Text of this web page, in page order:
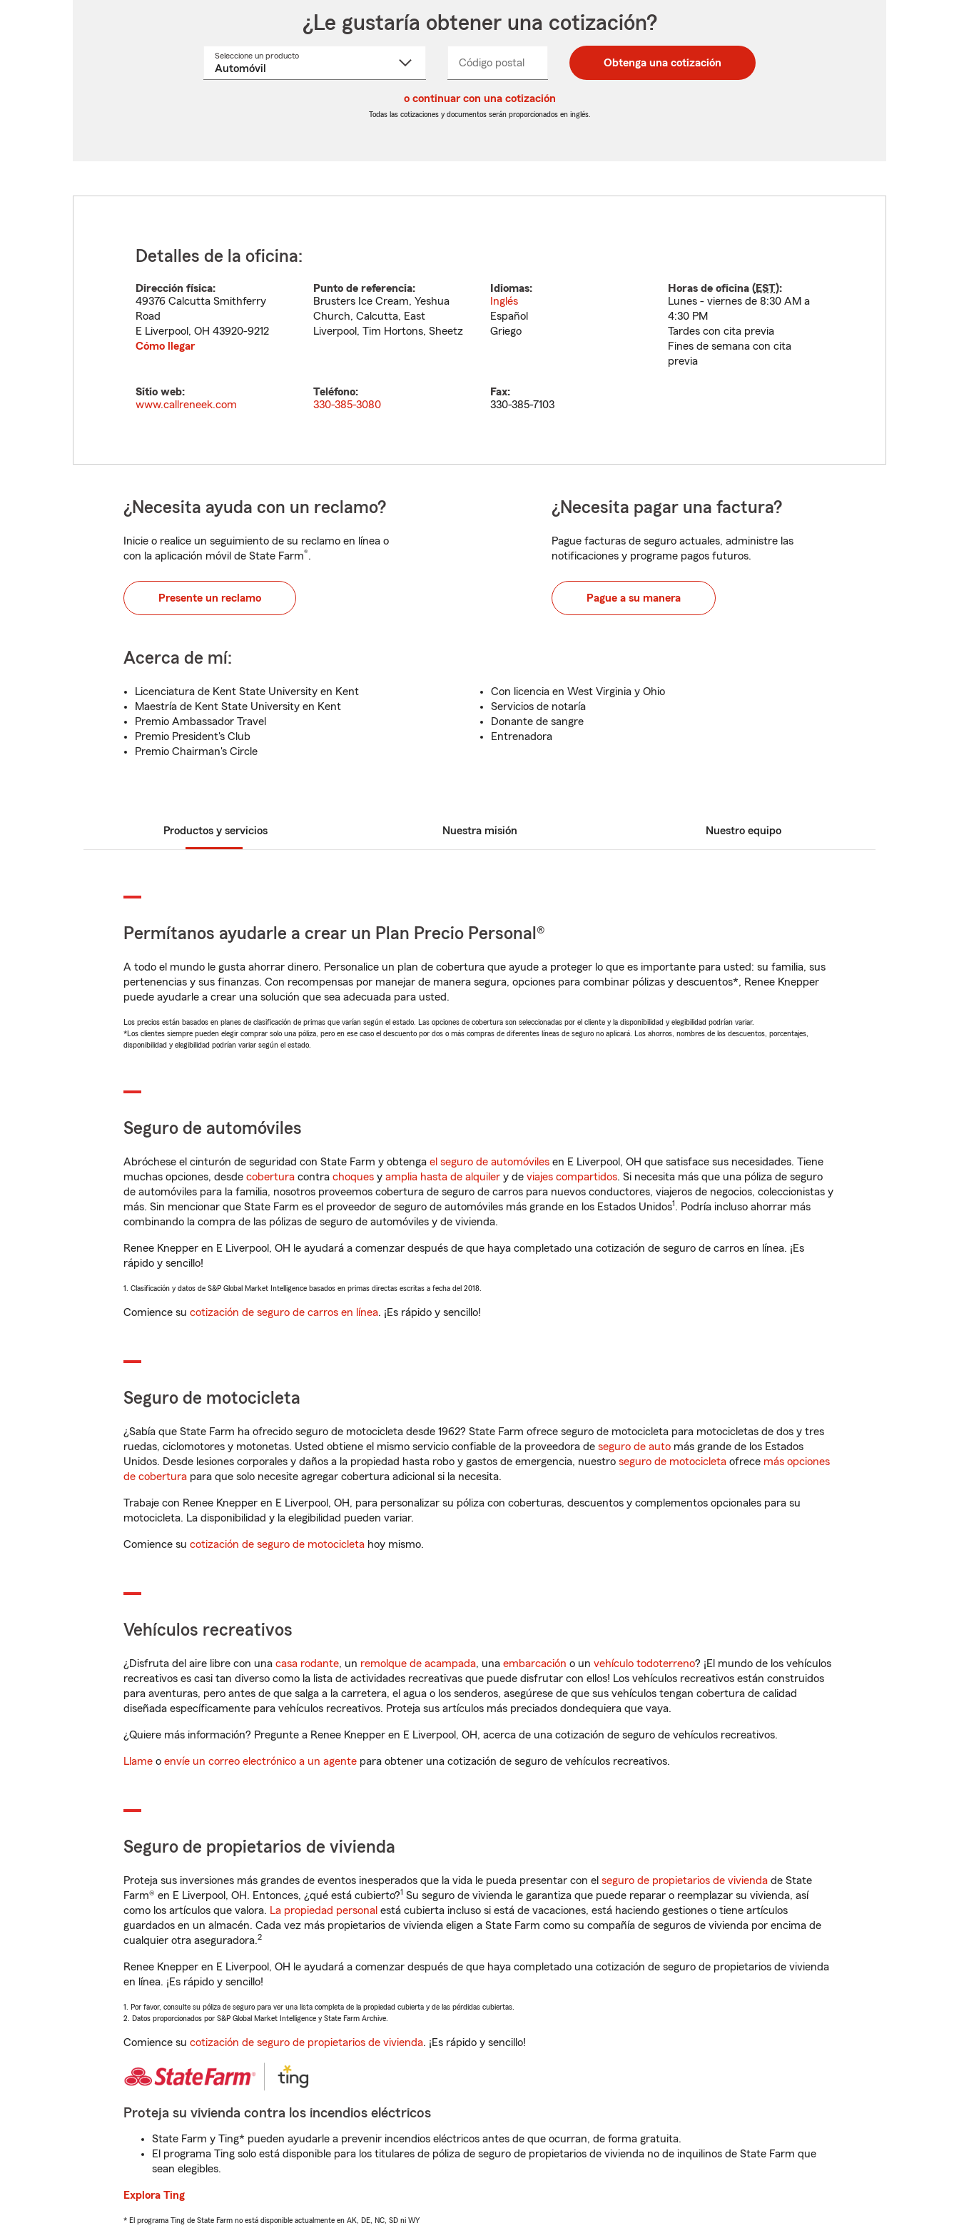
¿Le gustaría obtener una cotización?
Seleccione un productoSeleccione
Código postal
postal
de
postal
de
_____ Obtenga una cotización
o continuar con una cotización
Todas las cotizaciones y documentos serán proporcionados en inglés.
Detalles de la oficina:
Dirección física:
49376 Calcutta Smithferry
Road
E Liverpool , OH 43920-9212
Cómo llegar
Punto de referencia:
Brusters Ice Cream, Yeshua
Church, Calcutta, East
Liverpool, Tim Hortons, Sheetz
Idiomas:
Inglés
Español
Griego
Horas de oficina (EST):
Lunes - viernes de 8:30 AM a
4:30 PM
Tardes con cita previa
Fines de semana con cita
previa
Sitio web:
www.callreneek.com
Teléfono:
330-385-3080
Fax:
330-385-7103
¿Necesita ayuda con un reclamo?
Inicie o realice un seguimiento de su reclamo en línea o
con la aplicación móvil de State Farm®.
Presente un reclamo
¿Necesita pagar una factura?
Pague facturas de seguro actuales, administre las
notificaciones y programe pagos futuros.
Pague a su manera
Acerca de mí:
Licenciatura de Kent State University en Kent
Maestría de Kent State University en Kent
Premio Ambassador Travel
Premio President's Club
Premio Chairman's Circle
Con licencia en West Virginia y Ohio
Servicios de notaría
Donante de sangre
Entrenadora
Productos y servicios Nuestra misión Nuestro equipo
Permítanos ayudarle a crear un Plan Precio Personal®
A todo el mundo le gusta ahorrar dinero. Personalice un plan de cobertura que ayude a proteger lo que es importante para usted: su familia, sus
pertenencias y sus finanzas. Con recompensas por manejar de manera segura, opciones para combinar pólizas y descuentos*, Renee Knepper
puede ayudarle a crear una solución que sea adecuada para usted.
Los precios están basados en planes de clasificación de primas que varían según el estado. Las opciones de cobertura son seleccionadas por el cliente y la disponibilidad y elegibilidad podrían variar.
*Los clientes siempre pueden elegir comprar solo una póliza, pero en ese caso el descuento por dos o más compras de diferentes líneas de seguro no aplicará. Los ahorros, nombres de los descuentos, porcentajes,
disponibilidad y elegibilidad podrían variar según el estado.
Seguro de automóviles
Abróchese el cinturón de seguridad con State Farm y obtenga el seguro de automóviles en E Liverpool, OH que satisface sus necesidades. Tiene
muchas opciones, desde cobertura contra choques y amplia hasta de alquiler y de viajes compartidos. Si necesita más que una póliza de seguro
de automóviles para la familia, nosotros proveemos cobertura de seguro de carros para nuevos conductores, viajeros de negocios, coleccionistas y
más. Sin mencionar que State Farm es el proveedor de seguro de automóviles más grande en los Estados Unidos1. Podría incluso ahorrar más
combinando la compra de las pólizas de seguro de automóviles y de vivienda.
Renee Knepper en E Liverpool, OH le ayudará a comenzar después de que haya completado una cotización de seguro de carros en línea. ¡Es
rápido y sencillo!
1. Clasificación y datos de S&P Global Market Intelligence basados en primas directas escritas a fecha del 2018.
Comience su cotización de seguro de carros en línea. ¡Es rápido y sencillo!
Seguro de motocicleta
¿Sabía que State Farm ha ofrecido seguro de motocicleta desde 1962? State Farm ofrece seguro de motocicleta para motocicletas de dos y tres
ruedas, ciclomotores y motonetas. Usted obtiene el mismo servicio confiable de la proveedora de seguro de auto más grande de los Estados
Unidos. Desde lesiones corporales y daños a la propiedad hasta robo y gastos de emergencia, nuestro seguro de motocicleta ofrece más opciones
de cobertura para que solo necesite agregar cobertura adicional si la necesita.
Trabaje con Renee Knepper en E Liverpool, OH, para personalizar su póliza con coberturas, descuentos y complementos opcionales para su
motocicleta. La disponibilidad y la elegibilidad pueden variar.
Comience su cotización de seguro de motocicleta hoy mismo.
Vehículos recreativos
¿Disfruta del aire libre con una casa rodante, un remolque de acampada, una embarcación o un vehículo todoterreno? ¡El mundo de los vehículos
recreativos es casi tan diverso como la lista de actividades recreativas que puede disfrutar con ellos! Los vehículos recreativos están construidos
para aventuras, pero antes de que salga a la carretera, el agua o los senderos, asegúrese de que sus vehículos tengan cobertura de calidad
diseñada específicamente para vehículos recreativos. Proteja sus artículos más preciados dondequiera que vaya.
¿Quiere más información? Pregunte a Renee Knepper en E Liverpool, OH, acerca de una cotización de seguro de vehículos recreativos.
Llame o envíe un correo electrónico a un agente para obtener una cotización de seguro de vehículos recreativos.
Seguro de propietarios de vivienda
Proteja sus inversiones más grandes de eventos inesperados que la vida le pueda presentar con el seguro de propietarios de vivienda de State
Farm® en E Liverpool, OH. Entonces, ¿qué está cubierto?1 Su seguro de vivienda le garantiza que puede reparar o reemplazar su vivienda, así
como los artículos que valora. La propiedad personal está cubierta incluso si está de vacaciones, está haciendo gestiones o tiene artículos
guardados en un almacén. Cada vez más propietarios de vivienda eligen a State Farm como su compañía de seguros de vivienda por encima de
cualquier otra aseguradora.2
Renee Knepper en E Liverpool, OH le ayudará a comenzar después de que haya completado una cotización de seguro de propietarios de vivienda
en línea. ¡Es rápido y sencillo!
1. Por favor, consulte su póliza de seguro para ver una lista completa de la propiedad cubierta y de las pérdidas cubiertas.
2. Datos proporcionados por S&P Global Market Intelligence y State Farm Archive.
Comience su cotización de seguro de propietarios de vivienda. ¡Es rápido y sencillo!
Proteja su vivienda contra los incendios eléctricos
State Farm y Ting* pueden ayudarle a prevenir incendios eléctricos antes de que ocurran, de forma gratuita.
El programa Ting solo está disponible para los titulares de póliza de seguro de propietarios de vivienda no de inquilinos de State Farm que
sean elegibles.
Explora Ting
* El programa Ting de State Farm no está disponible actualmente en AK, DE, NC, SD ni WY